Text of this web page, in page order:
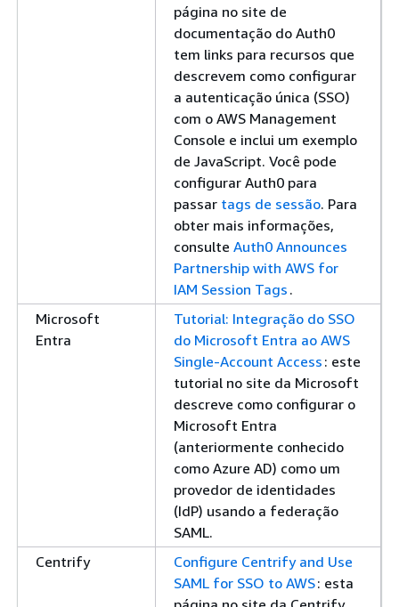
página no site de
documentação do Auth0
tem links para recursos que
descrevem como configurar
a autenticação única (SSO)
com o AWS Management
Console e inclui um exemplo
de JavaScript. Você pode
configurar Auth0 para
passar tags de sessão. Para
obter mais informações,
consulte Auth0 Announces
Partnership with AWS for
IAM Session Tags .
Microsoft
Entra
Tutorial: Integração do SSO
do Microsoft Entra ao AWS
Single-Account Access : este
tutorial no site da Microsoft
descreve como configurar o
Microsoft Entra
(anteriormente conhecido
como Azure AD) como um
provedor de identidades
(IdP) usando a federação
SAML.
Centrify
Configure Centrify and Use
SAML for SSO to AWS: esta